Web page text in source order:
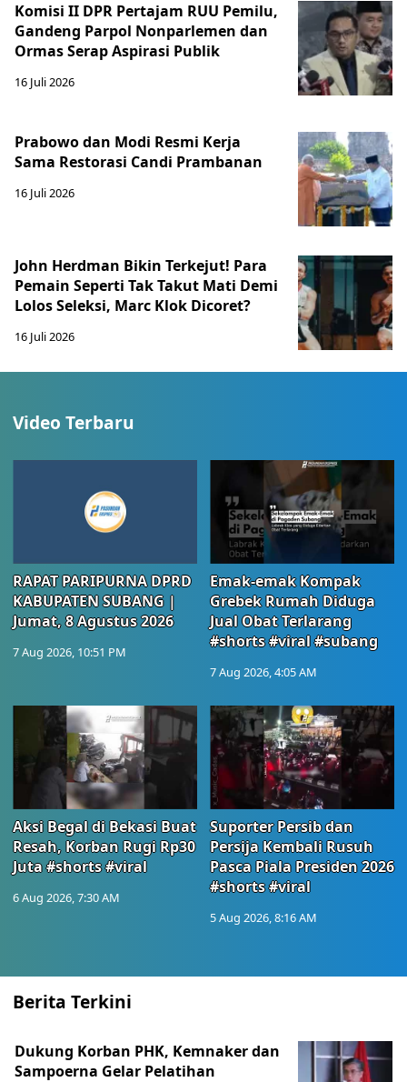
Komisi II DPR Pertajam RUU Pemilu,
Gandeng Parpol Nonparlemen dan
Ormas Serap Aspirasi Publik
16 Juli 2026
Prabowo dan Modi Resmi Kerja
Sama Restorasi Candi Prambanan
16 Juli 2026
John Herdman Bikin Terkejut! Para
Pemain Seperti Tak Takut Mati Demi
Lolos Seleksi, Marc Klok Dicoret?
16 Juli 2026
Video Terbaru
RAPAT PARIPURNA DPRD
KABUPATEN SUBANG |
Jumat, 8 Agustus 2026
7 Aug 2026, 10:51 PM
Emak-emak Kompak
Grebek Rumah Diduga
Jual Obat Terlarang
#shorts #viral #subang
7 Aug 2026, 4:05 AM
Aksi Begal di Bekasi Buat
Resah, Korban Rugi Rp30
Juta #shorts #viral
6 Aug 2026, 7:30 AM
Suporter Persib dan
Persija Kembali Rusuh
Pasca Piala Presiden 2026
#shorts #viral
5 Aug 2026, 8:16 AM
Berita Terkini
Dukung Korban PHK, Kemnaker dan
Sampoerna Gelar Pelatihan